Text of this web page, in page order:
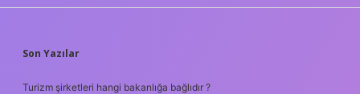
SIDEBAR
Son Yazılar
Turizm şirketleri hangi bakanlığa bağlıdır ?